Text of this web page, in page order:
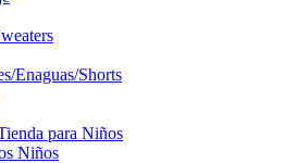
Enaguas/Shorts
para Niños
Niños